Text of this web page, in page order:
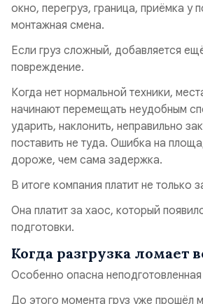
окно, перегруз, граница, приёмка у
монтажная смена.
Если груз сложный, добавляется
повреждение.
Когда нет нормальной техники,
начинают перемещать неудобным
ударить, наклонить, неправильно
поставить не туда. Ошибка на
дороже, чем сама задержка.
В итоге компания платит не только
Она платит за хаос, который
подготовки.
Когда разгрузка ломает
Особенно опасна неподготовленная
До этого момента груз уже прошёл